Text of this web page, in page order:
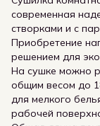
современная
створками и с
Приобретение
решением для
На сушке можно
общим весом до
для мелкого
рабочей